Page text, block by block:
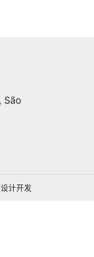
São
计开发